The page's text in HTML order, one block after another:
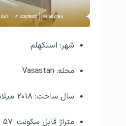
شهر: استکهلم
محله: Vasastan
سال ساخت: ۲۰۱۸ میلادی
متراژ قابل سکونت: ۵۷ متر مربع